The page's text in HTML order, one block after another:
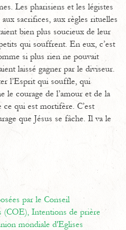
Les pharisiens et les légistes
sacrifices, aux règles rituelles
bien plus soucieux de leur
qui souffrent. En eux, c’est
si plus rien ne pouvait
laissé gagner par le diviseur.
l’Esprit qui souffle, qui
le courage de l’amour et de la
qui est mortifère. C’est
que Jésus se fâche. Il va le
par le Conseil
(COE), Intentions de prière
mondiale d'Eglises